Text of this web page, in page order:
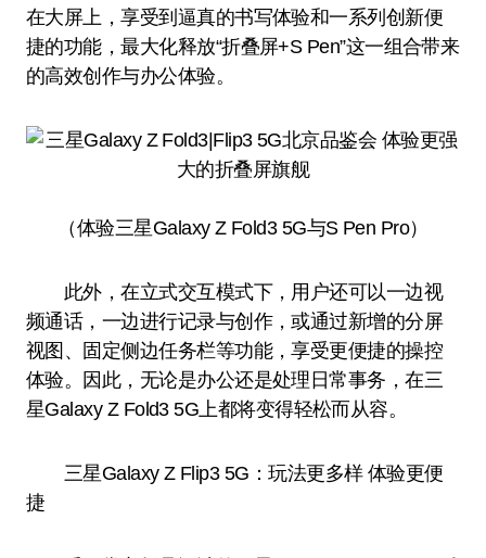
在大屏上，享受到逼真的书写体验和一系列创新便
捷的功能，最大化释放“折叠屏+S Pen”这一组合带来
的高效创作与办公体验。
（体验三星Galaxy Z Fold3 5G与S Pen Pro）
此外，在立式交互模式下，用户还可以一边视
频通话，一边进行记录与创作，或通过新增的分屏
视图、固定侧边任务栏等功能，享受更便捷的操控
体验。因此，无论是办公还是处理日常事务，在三
星Galaxy Z Fold3 5G上都将变得轻松而从容。
三星Galaxy Z Flip3 5G：玩法更多样 体验更便
捷